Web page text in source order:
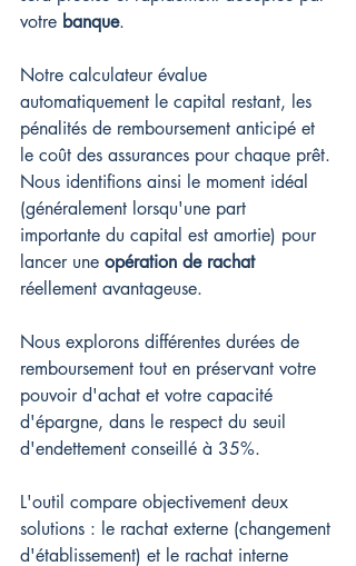
votre banque.
Notre calculateur évalue
automatiquement le capital restant, les
pénalités de remboursement anticipé et
le coût des assurances pour chaque prêt.
Nous identifions ainsi le moment idéal
(généralement lorsqu'une part
importante du capital est amortie) pour
lancer une opération de rachat
réellement avantageuse.
Nous explorons différentes durées de
remboursement tout en préservant votre
pouvoir d'achat et votre capacité
d'épargne, dans le respect du seuil
d'endettement conseillé à 35%.
L'outil compare objectivement deux
solutions : le rachat externe (changement
d'établissement) et le rachat interne